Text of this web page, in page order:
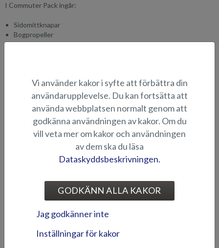
I Commuter Pack ingår:
Sidomittknapar
Bogpropeller
Värmare
LÄMPLIGHET
TILLBEHÖRSPAKET
Comfort Pack - Beaver BR
Vi använder kakor i syfte att förbättra din
användarupplevelse. Du kan fortsätta att
använda webbplatsen normalt genom att
godkänna användningen av kakor. Om du
vill veta mer om kakor och användningen
av dem ska du läsa
Dataskyddsbeskrivningen.
GODKÄNN ALLA KAKOR
Jag godkänner inte
Inställningar för kakor